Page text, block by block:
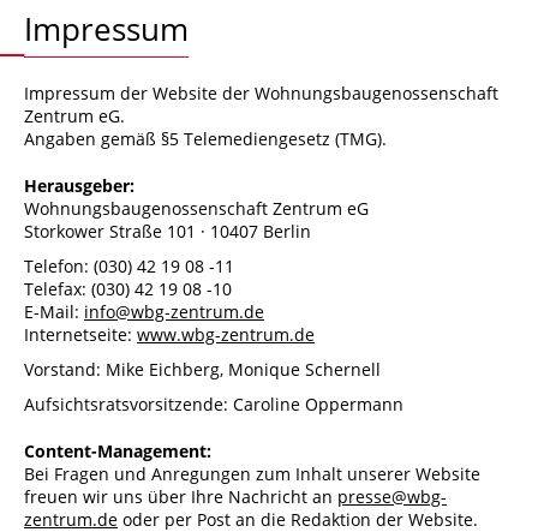
Impressum
Impressum der Website der Wohnungsbaugenossenschaft
Zentrum eG.
Angaben gemäß §5 Telemediengesetz (TMG).
Herausgeber:
Wohnungsbaugenossenschaft Zentrum eG
Storkower Straße 101 · 10407 Berlin
Telefon: (030) 42 19 08 -11
Telefax: (030) 42 19 08 -10
E-Mail: info@wbg-zentrum.de
Internetseite: www.wbg-zentrum.de
Vorstand: Mike Eichberg, Monique Schernell
Aufsichtsratsvorsitzende: Caroline Oppermann
Content-Management:
Bei Fragen und Anregungen zum Inhalt unserer Website
freuen wir uns über Ihre Nachricht an presse@wbg-
zentrum.de oder per Post an die Redaktion der Website.